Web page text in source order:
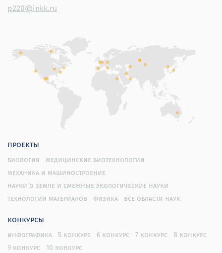
p220@inkk.ru
проекты
биология
медицинские биотехнологии
механика и машиностроение
науки о земле и смежные экологические науки
технологии материалов
физика все области наук
конкурсы
инфографика 5 конкурс 6 конкурс 7 конкурс
8 конкурс
9 конкурс
10 конкурс